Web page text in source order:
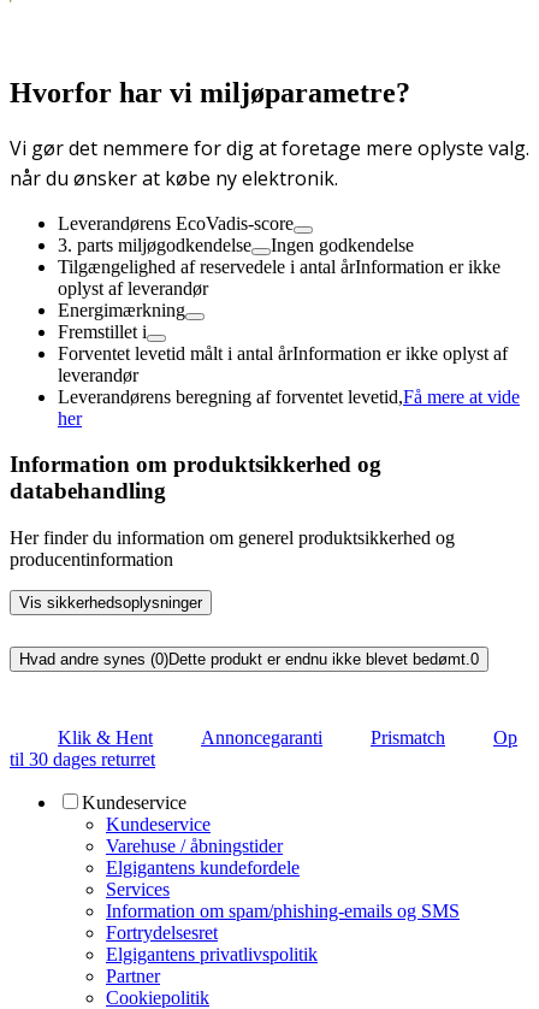
Hvorfor har vi miljøparametre?
Vi gør det nemmere for dig at foretage mere oplyste valg.
når du ønsker at købe ny elektronik.
Leverandørens EcoVadis-score
3. parts miljøgodkendelse
Ingen godkendelse
Tilgængelighed af reservedele i antal årInformation er ikke
oplyst af leverandør
Energimærkning
Fremstillet i
Forventet levetid målt i antal årInformation er ikke oplyst af
leverandør
Leverandørens beregning af forventet levetid,Få mere at vide
her
Information om produktsikkerhed og
databehandling
Her finder du information om generel produktsikkerhed og
producentinformation
Vis sikkerhedsoplysninger
Hvad andre synes (0)Dette produkt er endnu ikke blevet bedømt. 0
Klik & Hent Annoncegaranti Prismatch
Op
til 30 dages returret
Kundeservice
Kundeservice
Varehuse / åbningstider
Elgigantens kundefordele
Services
Information om spam/phishing-emails og SMS
Fortrydelsesret
Elgigantens privatlivspolitik
Partner
Cookiepolitik